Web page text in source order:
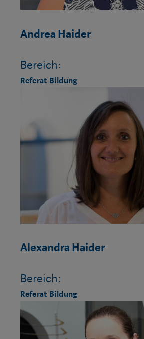
Andrea Haider
Bereich:
Referat Bildung
Alexandra Haider
Bereich:
Referat Bildung